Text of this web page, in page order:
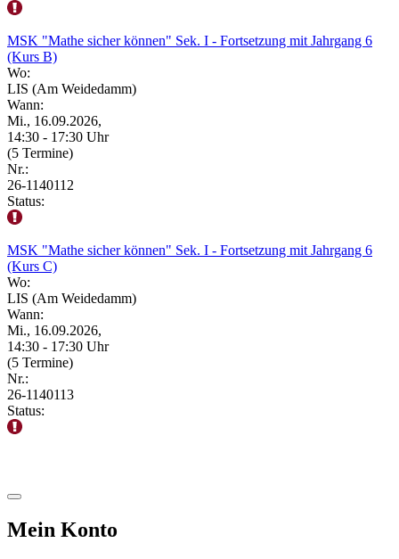
MSK "Mathe sicher können" Sek. I - Fortsetzung mit Jahrgang 6
(Kurs B)
Wo:
LIS (Am Weidedamm)
Wann:
Mi., 16.09.2026,
14:30 - 17:30 Uhr
(5 Termine)
Nr.:
26-1140112
Status:
MSK "Mathe sicher können" Sek. I - Fortsetzung mit Jahrgang 6
(Kurs C)
Wo:
LIS (Am Weidedamm)
Wann:
Mi., 16.09.2026,
14:30 - 17:30 Uhr
(5 Termine)
Nr.:
26-1140113
Status:
Mein Konto